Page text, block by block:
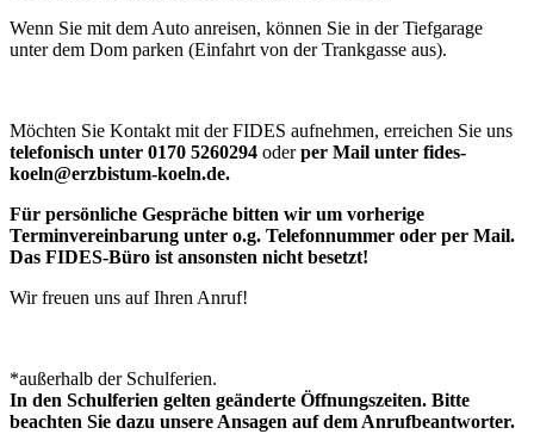
Wenn Sie mit dem Auto anreisen, können Sie in der Tiefgarage
unter dem Dom parken (Einfahrt von der Trankgasse aus).
Möchten Sie Kontakt mit der FIDES aufnehmen, erreichen Sie uns
telefonisch unter 0170 5260294 oderper Mail unter fides-
koeln@erzbistum-koeln.de.
Für persönliche Gespräche bitten wir um vorherige
Terminvereinbarung unter o.g. Telefonnummer oder per Mail.
Das FIDES-Büro ist ansonsten nicht besetzt!
Wir freuen uns auf Ihren Anruf!
*außerhalb der Schulferien.
In den Schulferien gelten geänderte Öffnungszeiten. Bitte
beachten Sie dazu unsere Ansagen auf dem Anrufbeantworter.